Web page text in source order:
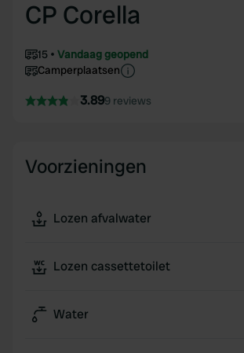
CP Corella
15
Vandaag geopend
Camperplaatsen
3.899 reviews
Voorzieningen
Lozen afvalwater
Lozen cassettetoilet
Water